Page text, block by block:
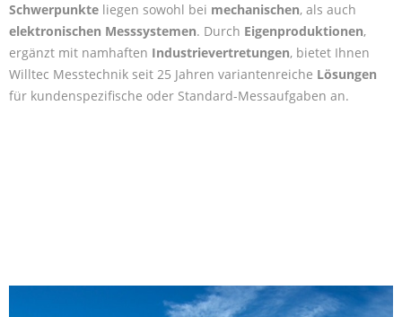
Schwerpunkte liegen sowohl bei mechanischen, als auch
elektronischen Messsystemen. Durch Eigenproduktionen,
ergänzt mit namhaften Industrievertretungen, bietet Ihnen
Willtec Messtechnik seit 25 Jahren variantenreiche Lösungen
für kundenspezifische oder Standard-Messaufgaben an.